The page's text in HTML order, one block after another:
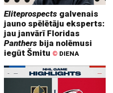
Eliteprospects galvenais
jauno spēlētāju eksperts:
jau janvārī Floridas
Panthers bija nolēmusi
iegūt Šmitu © DIENA